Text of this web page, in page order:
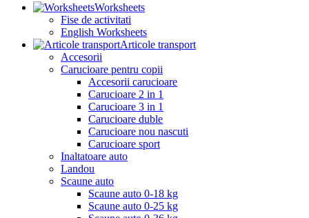
Worksheets
Fise de activitati
English Worksheets
Articole transport
Accesorii
Carucioare pentru copii
Accesorii carucioare
Carucioare 2 in 1
Carucioare 3 in 1
Carucioare duble
Carucioare nou nascuti
Carucioare sport
Inaltatoare auto
Landou
Scaune auto
Scaune auto 0-18 kg
Scaune auto 0-25 kg